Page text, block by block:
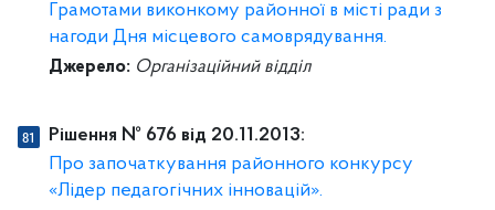
Грамотами виконкому районної в місті ради з
нагоди Дня місцевого самоврядування.
Джерело: Організаційний відділ
Рішення № 676 від 20.11.2013:
Про започаткування районного конкурсу
«Лідер педагогічних інновацій».